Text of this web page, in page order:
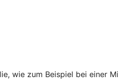
wie zum Beispiel bei einer